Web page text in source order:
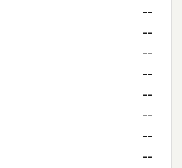
--
--
--
--
--
--
--
--